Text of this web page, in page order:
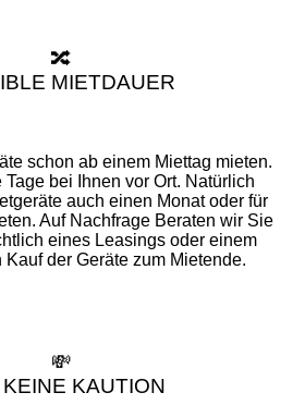
🔀
MIETDAUER
schon ab einem Miettag mieten.
bei Ihnen vor Ort. Natürlich
auch einen Monat oder für
Auf Nachfrage Beraten wir Sie
eines Leasings oder einem
der Geräte zum Mietende.
💸
KAUTION